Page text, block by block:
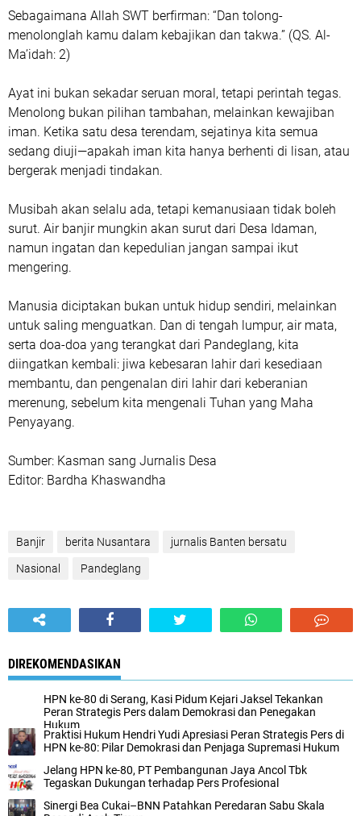
Sebagaimana Allah SWT berfirman: “Dan tolong-
menolonglah kamu dalam kebajikan dan takwa.” (QS. Al-
Ma’idah: 2)
Ayat ini bukan sekadar seruan moral, tetapi perintah tegas.
Menolong bukan pilihan tambahan, melainkan kewajiban
iman. Ketika satu desa terendam, sejatinya kita semua
sedang diuji—apakah iman kita hanya berhenti di lisan, atau
bergerak menjadi tindakan.
Musibah akan selalu ada, tetapi kemanusiaan tidak boleh
surut. Air banjir mungkin akan surut dari Desa Idaman,
namun ingatan dan kepedulian jangan sampai ikut
mengering.
Manusia diciptakan bukan untuk hidup sendiri, melainkan
untuk saling menguatkan. Dan di tengah lumpur, air mata,
serta doa-doa yang terangkat dari Pandeglang, kita
diingatkan kembali: jiwa kebesaran lahir dari kesediaan
membantu, dan pengenalan diri lahir dari keberanian
merenung, sebelum kita mengenali Tuhan yang Maha
Penyayang.
Sumber: Kasman sang Jurnalis Desa
Editor: Bardha Khaswandha
Banjir berita Nusantara jurnalis Banten bersatu
Nasional Pandeglang
DIREKOMENDASIKAN
‎HPN ke-80 di Serang, Kasi Pidum Kejari Jaksel Tekankan
Peran Strategis Pers dalam Demokrasi dan Penegakan
Hukum‎
Praktisi Hukum Hendri Yudi Apresiasi Peran Strategis Pers di
HPN ke-80: Pilar Demokrasi dan Penjaga Supremasi Hukum
Jelang HPN ke-80, PT Pembangunan Jaya Ancol Tbk
Tegaskan Dukungan terhadap Pers Profesional
Sinergi Bea Cukai–BNN Patahkan Peredaran Sabu Skala